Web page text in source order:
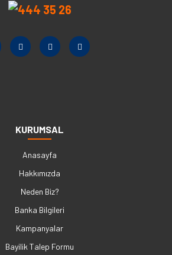
KURUMSAL
Anasayfa
Hakkımızda
Neden Biz?
Banka Bilgileri
Kampanyalar
Bayilik Talep Formu